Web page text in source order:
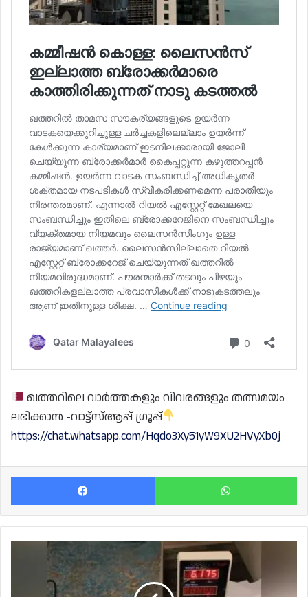
ഖത്തറിലെ വാർത്തകളും വിവരങ്ങളും തത്സമയം
ലഭിക്കാൻ -വാട്ട്സ്ആപ്പ് ഗ്രൂപ്പ്
https://chat.whatsapp.com/Hqdo3Xy51yW9XU2HVyXb0j
Facebook
എയർപോർട്ട്
യാത്രക്കാരനിൽ